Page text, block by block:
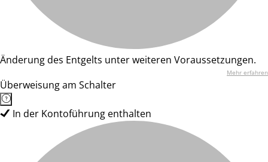
Änderung des Entgelts unter weiteren Voraussetzungen.
Mehr erfahren
Überweisung am Schalter
In der Kontoführung enthalten